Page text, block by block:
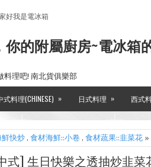
好我是電冰箱
你的附屬廚房~電冰箱
料理吧! 南北貨俱樂部
式料理(CHINESE) » 日式料理 » 西式
鮮快炒 , 食材海鮮::小卷 , 食材蔬果::韭菜花 »
式] 生日快樂之透抽炒韭菜